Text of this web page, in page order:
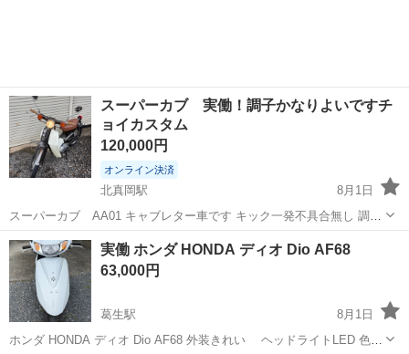
スーパーカブ 実働！調子かなりよいですチ
ョイカスタム
120,000円
オンライン決済
北真岡駅
8月1日
スーパーカブ AA01 キャブレター車です キック一発不具合無し 調子
良いです オイル漏れ等もありません。 ヘッドライト ハイ、ローどち
らも問題なく点灯 ウィンカーも左右前後問題ないです ブレーキランプ
も問題ありません 走行...
栃木 真岡市 北真岡駅
実働 ホンダ HONDA ディオ Dio AF68
63,000円
葛生駅
8月1日
ホンダ HONDA ディオ Dio AF68 外装きれい ヘッドライトLED 色々